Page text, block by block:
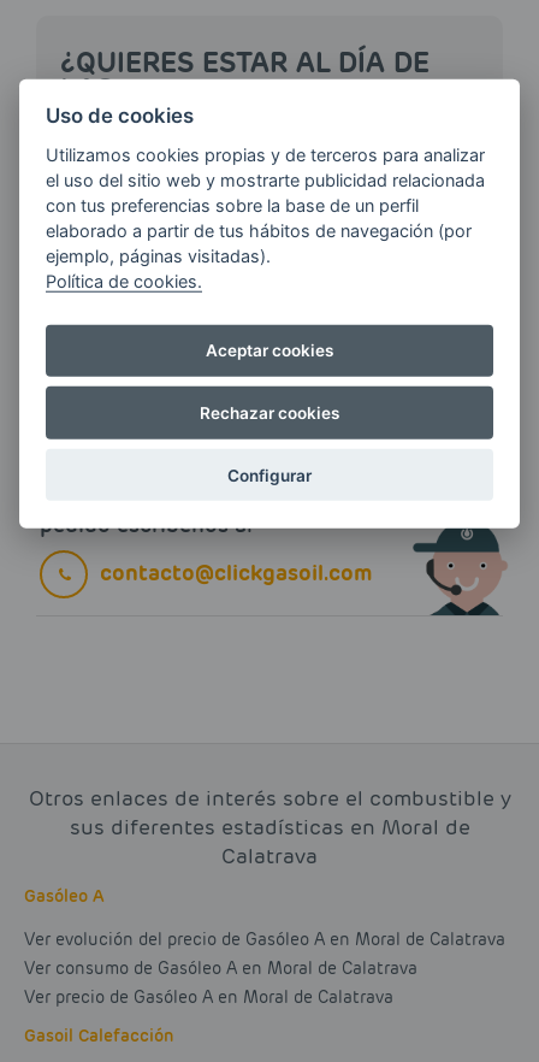
¿QUIERES ESTAR AL DÍA DE
LAS
ÚLTIMAS NOVEDADES?
E-MAIL
Más información
Si tienes alguna duda durante el
pedido escríbenos a:
contacto@clickgasoil.com
Otros enlaces de interés sobre el combustible y
sus diferentes estadísticas en Moral de
Calatrava
Gasóleo A
Ver evolución del precio de Gasóleo A en Moral de Calatrava
Ver consumo de Gasóleo A en Moral de Calatrava
Ver precio de Gasóleo A en Moral de Calatrava
Gasoil Calefacción
Uso de cookies
Utilizamos cookies propias y de terceros para analizar
el uso del sitio web y mostrarte publicidad relacionada
con tus preferencias sobre la base de un perfil
elaborado a partir de tus hábitos de navegación (por
ejemplo, páginas visitadas).
Política de cookies.
Aceptar cookies
Rechazar cookies
Configurar